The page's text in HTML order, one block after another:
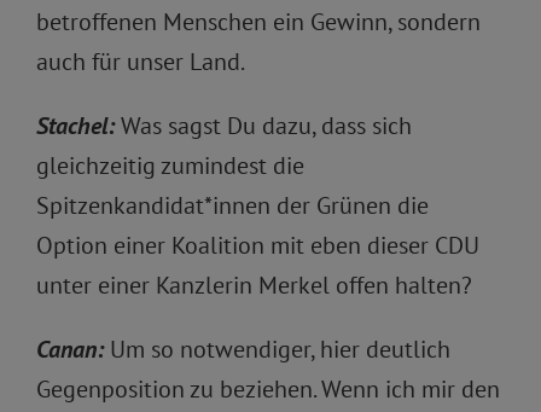
betroffenen Menschen ein Gewinn, sondern
auch für unser Land.
Stachel:Was sagst Du dazu, dass sich
gleichzeitig zumindest die
Spitzenkandidat*innen der Grünen die
Option einer Koalition mit eben dieser CDU
unter einer Kanzlerin Merkel offen halten?
Canan:Um so notwendiger, hier deutlich
Gegenposition zu beziehen. Wenn ich mir den